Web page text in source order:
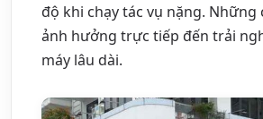
độ khi chạy tác vụ nặng. Những
ảnh hưởng trực tiếp đến trải
máy lâu dài.